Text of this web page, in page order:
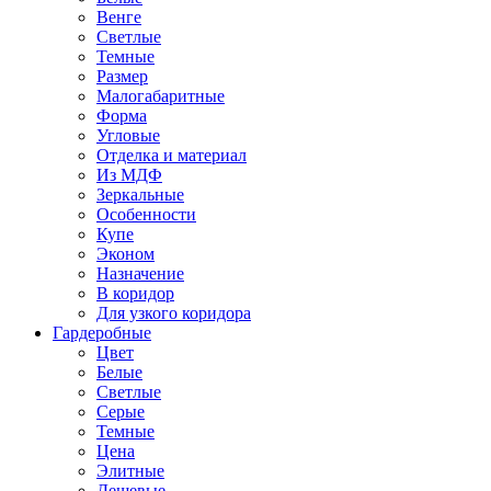
Венге
Светлые
Темные
Размер
Малогабаритные
Форма
Угловые
Отделка и материал
Из МДФ
Зеркальные
Особенности
Купе
Эконом
Назначение
В коридор
Для узкого коридора
Гардеробные
Цвет
Белые
Светлые
Серые
Темные
Цена
Элитные